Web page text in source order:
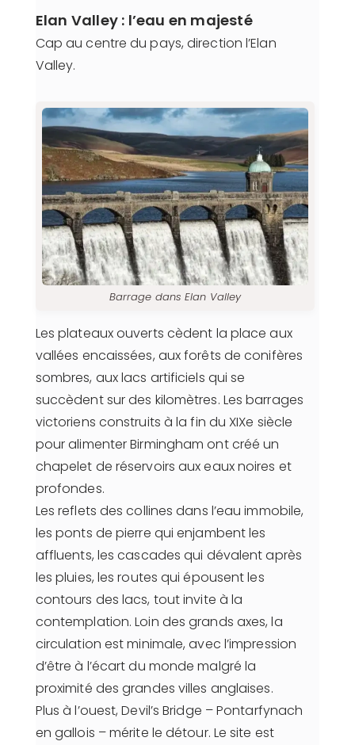
Elan Valley : l’eau en majesté
Cap au centre du pays, direction l’Elan
Valley.
Barrage dans Elan Valley
Les plateaux ouverts cèdent la place aux
vallées encaissées, aux forêts de conifères
sombres, aux lacs artificiels qui se
succèdent sur des kilomètres. Les barrages
victoriens construits à la fin du XIXe siècle
pour alimenter Birmingham ont créé un
chapelet de réservoirs aux eaux noires et
profondes.
Les reflets des collines dans l’eau immobile,
les ponts de pierre qui enjambent les
affluents, les cascades qui dévalent après
les pluies, les routes qui épousent les
contours des lacs, tout invite à la
contemplation. Loin des grands axes, la
circulation est minimale, avec l’impression
d’être à l’écart du monde malgré la
proximité des grandes villes anglaises.
Plus à l’ouest, Devil’s Bridge – Pontarfynach
en gallois – mérite le détour. Le site est